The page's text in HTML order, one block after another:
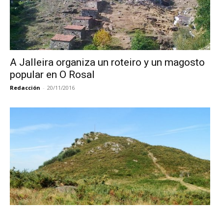
A Jalleira organiza un roteiro y un magosto
popular en O Rosal
Redacción - 20/11/2016